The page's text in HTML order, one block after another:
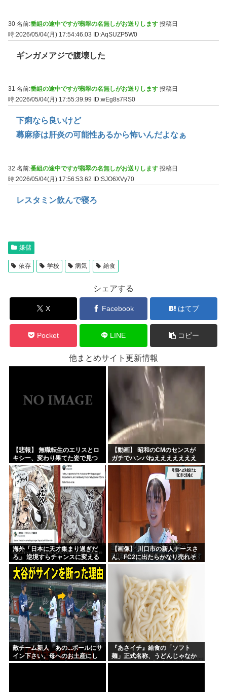
30 名前:番組の途中ですが翡翠の名無しがお送りします 投稿日
時:2026/05/04(月) 17:54:46.03 ID:AqSUZP5W0
ギンガメアジで腹壊した
31 名前:番組の途中ですが翡翠の名無しがお送りします 投稿日
時:2026/05/04(月) 17:55:39.99
ID:wEg8s7RS0
下痢なら良いけど
蕁麻疹は肝炎の可能性あるから怖いんだよなぁ
32 名前:番組の途中ですが翡翠の名無しがお送りします 投稿日
時:2026/05/04(月) 17:56:53.62 ID:SJO6XVy70
レスタミン飲んで寝ろ
嫌儲
依存 学校 病気 給食
シェアする
X Facebook はてブ
Pocket LINE コピー
他まとめサイト更新情報
【悲報】 無職転生のエリスとロ
キシー、変わり果てた姿で見つ
かるｗｗｗｗｗ
【動画】 昭和のCMのセンスが
ガチでハンパねえええええええ
ええええ
海外「日本に天才集まり過ぎだ
ろ」 逆境すらチャンスに変える
日本人の本気の遊び心に世界か
ら称賛の声
【画像】 川口市の新人ナースさ
ん、FC2に出たらかなり売れそ
う
敵チーム新人「あの...ボールにサ
イン下さい。母へのお土産にし
たくて」大谷翔平「ダメだ」→
『あさイチ』給食の「ソフト
麺」正式名称、うどんじゃなか
った… ネット「衝撃の事実」